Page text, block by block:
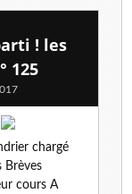
! les
125
chargé
Brèves
cours A